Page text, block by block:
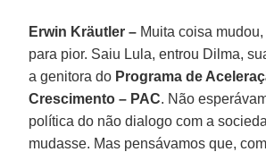
Erwin Kräutler – Muita coisa
para pior. Saiu Lula, entrou Dilma,
a genitora do Programa de
Crescimento – PAC. Não
política do não dialogo com a
mudasse. Mas pensávamos que,